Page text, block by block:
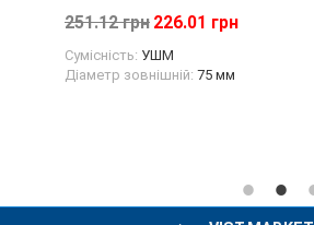
251.12 грн 226.01 грн
Сумісність: УШМ
Діаметр зовнішній: 75 мм